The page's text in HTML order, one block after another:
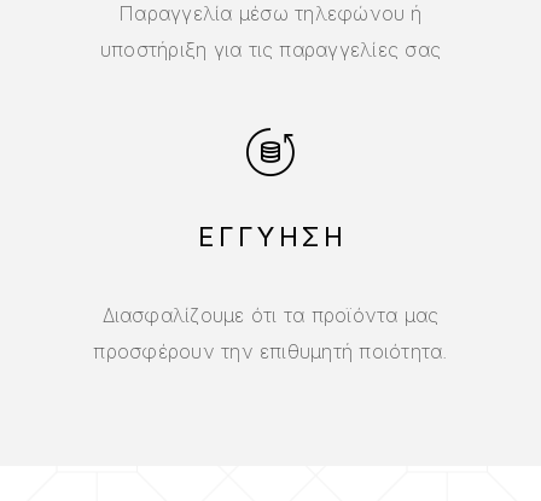
Παραγγελία μέσω τηλεφώνου ή
υποστήριξη για τις παραγγελίες σας
ΕΓΓΥΗΣΗ
Διασφαλίζουμε ότι τα προϊόντα μας
προσφέρουν την επιθυμητή ποιότητα.